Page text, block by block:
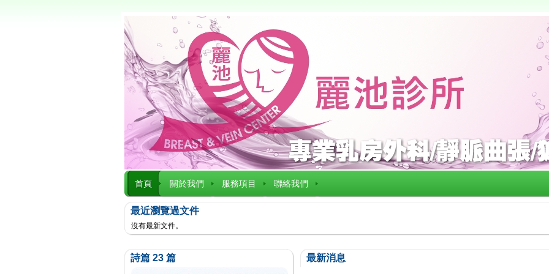
首頁 關於我們 服務項目 聯絡我們
最近瀏覽過文件
沒有最新文件。
詩篇 23 篇 最新消息